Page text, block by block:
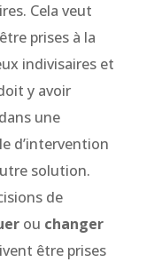
Cela veut
prises à la
indivisaires et
y avoir
une
d’intervention
solution.
de
ou changer
être prises